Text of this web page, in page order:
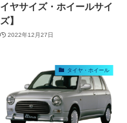
イヤサイズ・ホイールサイ
ズ】
2022年12月27日
タイヤ・ホイール